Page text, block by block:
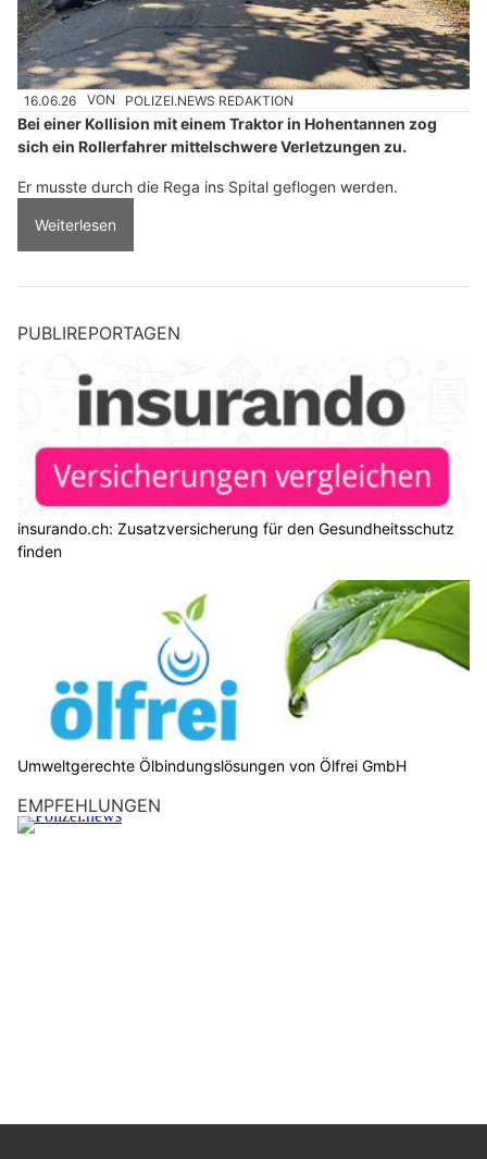
16.06.26 VON POLIZEI.NEWS REDAKTION
Bei einer Kollision mit einem Traktor in Hohentannen zog
sich ein Rollerfahrer mittelschwere Verletzungen zu.
Er musste durch die Rega ins Spital geflogen werden.
Weiterlesen
PUBLIREPORTAGEN
insurando.ch: Zusatzversicherung für den Gesundheitsschutz
finden
Umweltgerechte Ölbindungslösungen von Ölfrei GmbH
EMPFEHLUNGEN